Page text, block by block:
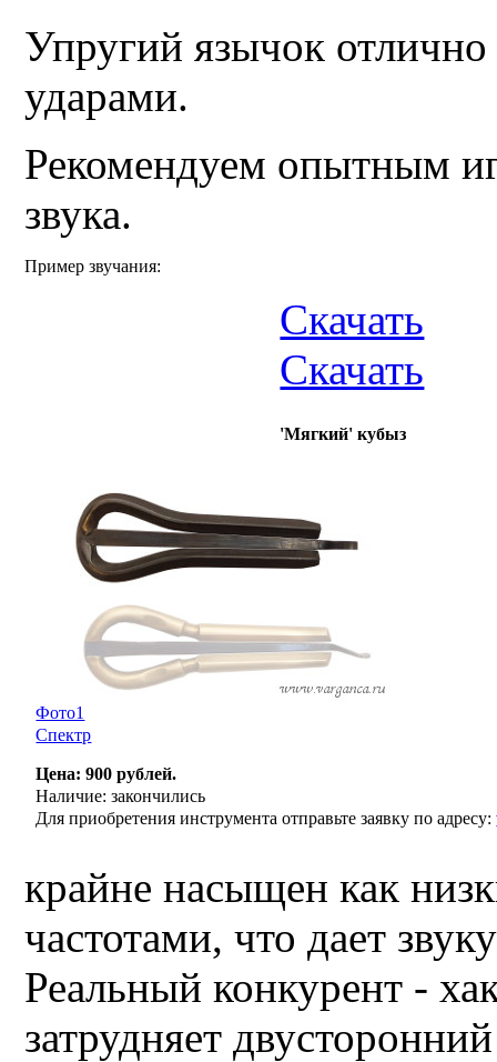
Упругий язычок
ударами.
Рекомендуем опытным
звука.
Пример звучания:
Скачать
Скачать
'Мягкий' кубыз
Фото1
Спектр
Цена: 900 рублей.
Наличие: закончились
Для приобретения инструмента отправьте заявку по адресу:
крайне насыщен как
частотами, что дает
Реальный конкурент -
затрудняет